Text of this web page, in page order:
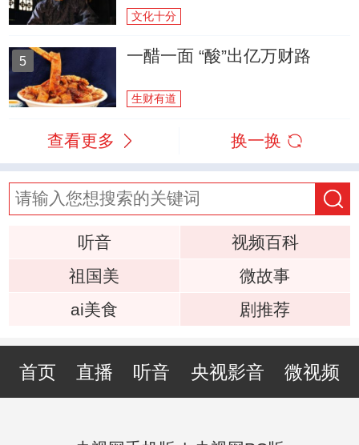
文化十分
5 一醋一面 “酸”出亿万财路
生财有道
查看更多 换一换
听音
视频百科
祖国美
微故事
ai美食
剧推荐
首页 直播 听音 央视影音 微视频